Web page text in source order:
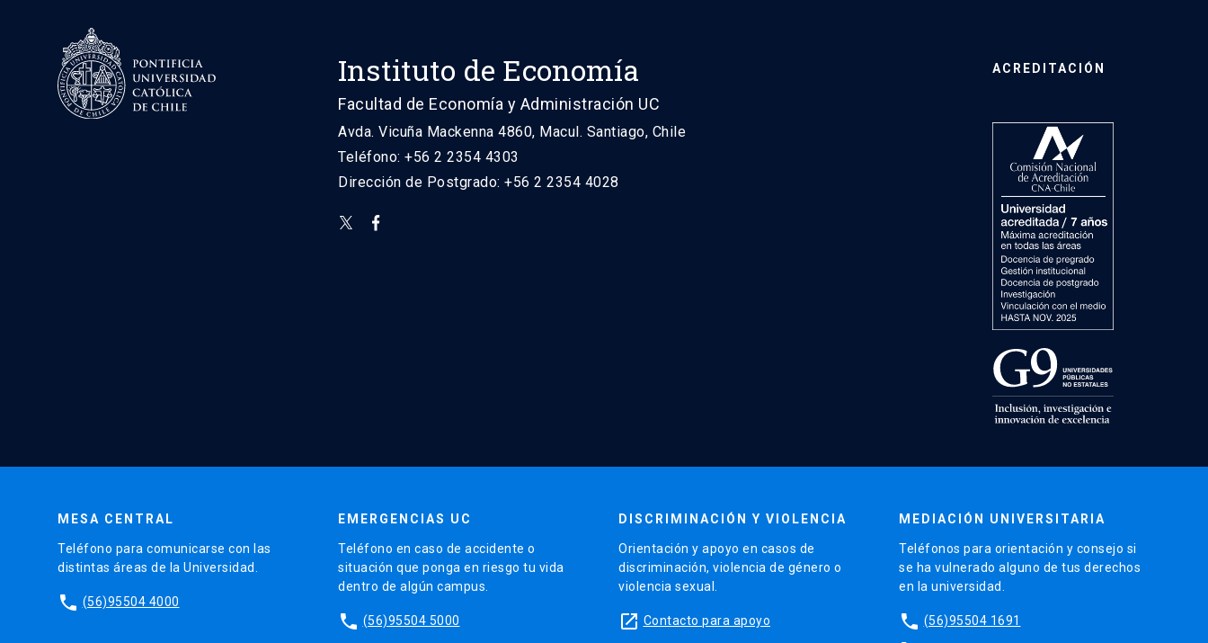
Instituto de Economía
Facultad de Economía y Administración UC
Avda. Vicuña Mackenna 4860, Macul. Santiago, Chile
Teléfono: +56 2 2354 4303
Dirección de Postgrado: +56 2 2354 4028
ACREDITACIÓN
MESA CENTRAL
Teléfono para comunicarse con las
distintas áreas de la Universidad.
phone (56)95504 4000
EMERGENCIAS UC
Teléfono en caso de accidente o
situación que ponga en riesgo tu vida
dentro de algún campus.
phone (56)95504 5000
DISCRIMINACIÓN Y VIOLENCIA
Orientación y apoyo en casos de
discriminación, violencia de género o
violencia sexual.
launch Contacto para apoyo
MEDIACIÓN UNIVERSITARIA
Teléfonos para orientación y consejo si
se ha vulnerado alguno de tus derechos
en la universidad.
phone (56)95504 1691